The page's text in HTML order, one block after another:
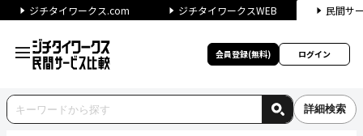
ジチタイワークス.com ジチタイワークスWEB 民間サ
会員登録(無料) ログイン
詳細検索